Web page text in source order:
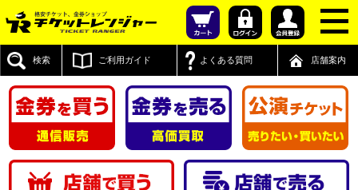
検索 ご利用ガイド よくある質問 店舗案内